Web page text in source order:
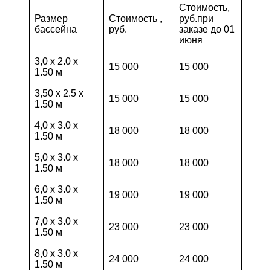
Размер
бассейна
Стоимость ,
руб.
Стоимость,
руб.при
заказе до 01
июня
3,0 х 2.0 х
1.50 м
15 000 15 000
3,50 х 2.5 х
1.50 м
15 000 15 000
4,0 х 3.0 х
1.50 м
18 000 18 000
5,0 х 3.0 х
1.50 м
18 000 18 000
6,0 х 3.0 х
1.50 м
19 000 19 000
7,0 х 3.0 х
1.50 м
23 000 23 000
8,0 х 3.0 х
1.50 м
24 000 24 000